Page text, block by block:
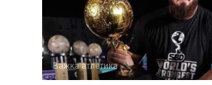
Важка атлетика